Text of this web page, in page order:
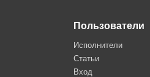
Пользователи
Исполнители
Статьи
Вход